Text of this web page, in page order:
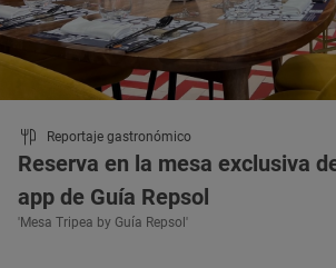
Reportaje gastronómico
Reserva en la mesa exclusiva
app de Guía Repsol
'Mesa Tripea by Guía Repsol'